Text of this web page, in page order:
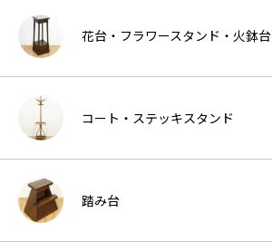
花台・フラワースタンド・火鉢台
コート・ステッキスタンド
踏み台